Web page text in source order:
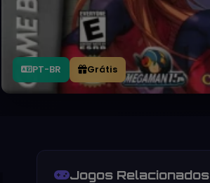
PT-BR Grátis
Jogos Relacionados